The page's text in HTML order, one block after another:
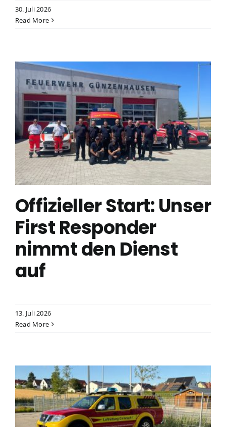
30. Juli 2026
Read More
Offizieller Start: Unser
First Responder
nimmt den Dienst
auf
13. Juli 2026
Read More